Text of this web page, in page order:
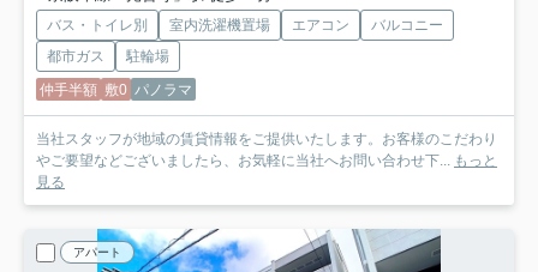
バス・トイレ別 室内洗濯機置場 エアコン
バルコニー
都市ガス
駐輪場
仲手半額 敷0 パノラマ
当社スタッフが地域の賃貸情報をご提供いたします。お客様のこだわり
やご要望などございましたら、お気軽に当社へお問い合わせ下... もっと
見る
アパート